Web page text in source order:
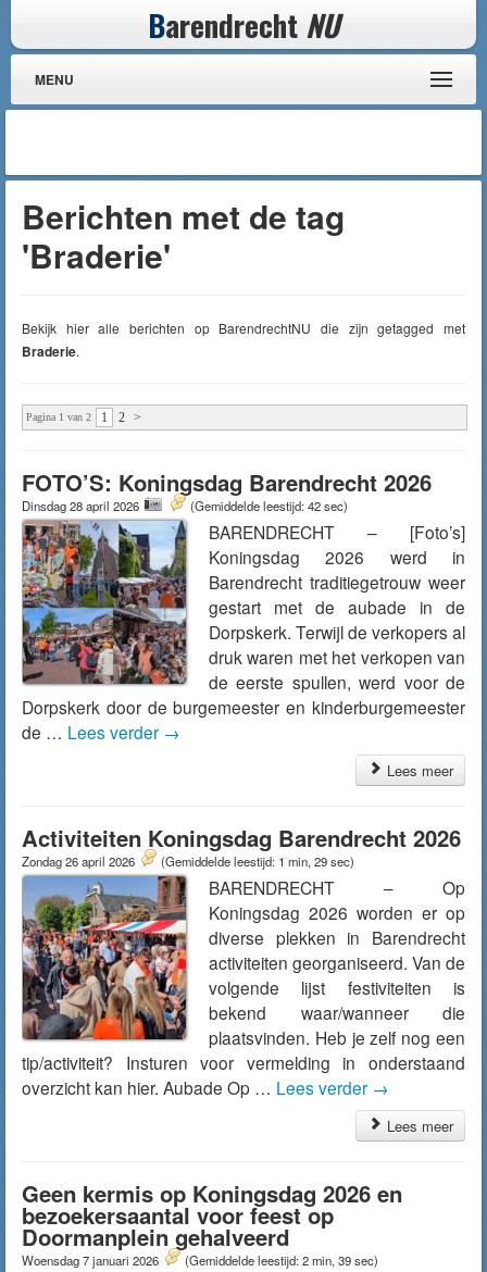
Barendrecht NU
MENU
Berichten met de tag
'Braderie'
Bekijk hier alle berichten op BarendrechtNU die zijn getagged met
Braderie.
Pagina 1 van 2 1 2 >
FOTO’S: Koningsdag Barendrecht 2026
Dinsdag 28 april 2026 (Gemiddelde leestijd: 42 sec)
BARENDRECHT – [Foto’s]
Koningsdag 2026 werd in
Barendrecht traditiegetrouw weer
gestart met de aubade in de
Dorpskerk. Terwijl de verkopers al
druk waren met het verkopen van
de eerste spullen, werd voor de
Dorpskerk door de burgemeester en kinderburgemeester
de … Lees verder →
Lees meer
Activiteiten Koningsdag Barendrecht 2026
Zondag 26 april 2026 (Gemiddelde leestijd: 1 min, 29 sec)
BARENDRECHT – Op
Koningsdag 2026 worden er op
diverse plekken in Barendrecht
activiteiten georganiseerd. Van de
volgende lijst festiviteiten is
bekend waar/wanneer die
plaatsvinden. Heb je zelf nog een
tip/activiteit? Insturen voor vermelding in onderstaand
overzicht kan hier. Aubade Op … Lees verder →
Lees meer
Geen kermis op Koningsdag 2026 en
bezoekersaantal voor feest op
Doormanplein gehalveerd
Woensdag 7 januari 2026 (Gemiddelde leestijd: 2 min, 39 sec)